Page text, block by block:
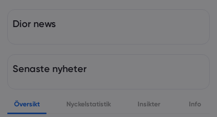
Dior news
Senaste nyheter
Översikt Nyckelstatistik Insikter Info